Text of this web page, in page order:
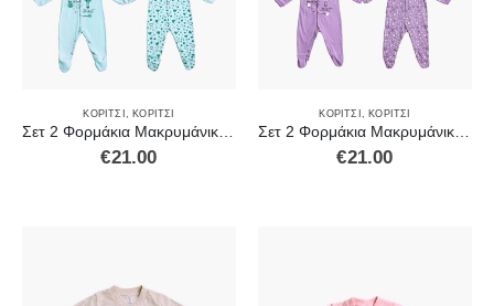
ΚΟΡΊΤΣΙ ΚΟΡΊΤΣΙ
€21.00
ΚΟΡΊΤΣΙ ΚΟΡΊΤΣΙ
€21.00